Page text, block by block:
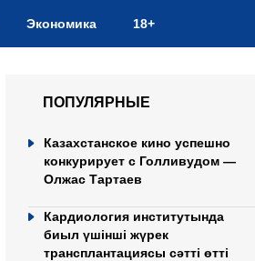
Экономика 18+
ПОПУЛЯРНЫЕ
Казахстанское кино успешно
конкурирует с Голливудом —
Олжас Тартаев
Кардиология институтында
биыл үшінші жүрек
трансплантациясы сәтті өтті